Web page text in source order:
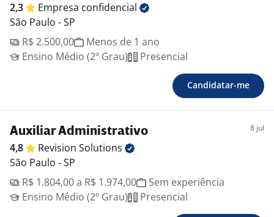
2,3 Empresa confidencial
São Paulo - SP
R$ 2.500,00
Menos de 1 ano
Ensino Médio (2º Grau)
Presencial
Candidatar-me
Auxiliar Administrativo 8 jul
4,8 Revision Solutions
São Paulo - SP
R$ 1.804,00 a R$ 1.974,00
Sem experiência
Ensino Médio (2º Grau)
Presencial